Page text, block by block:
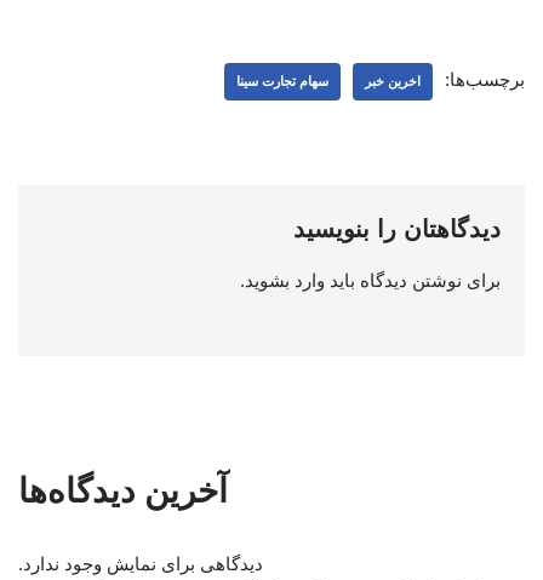
برچسب‌ها: اخرین خبر سهام تجارت سینا
دیدگاهتان را بنویسید
برای نوشتن دیدگاه باید وارد بشوید.
آخرین دیدگاه‌ها
دیدگاهی برای نمایش وجود ندارد.